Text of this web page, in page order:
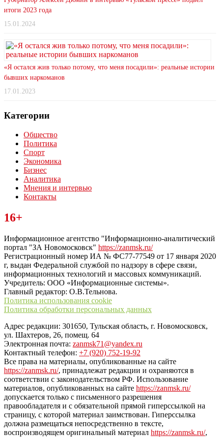
итоги 2023 года
15.01.2024
«Я остался жив только потому, что меня посадили»: реальные истории
бывших наркоманов
17.01.2023
Категории
Общество
Политика
Спорт
Экономика
Бизнес
Аналитика
Мнения и интервью
Контакты
Читайте последние новости дня в Тульской области на сайте
“ЗаНовомосковск”
16+
Информационное агентство "Информационно-аналитический
портал "ЗА Новомосковск" https://zanmsk.ru/
Регистрационный номер ИА № ФС77-77549 от 17 января 2020
г, выдан Федеральной службой по надзору в сфере связи,
информационных технологий и массовых коммуникаций.
Учредитель: ООО «Информационные системы».
Главный редактор: О.В.Тельнова.
Политика использования cookie
Политика обработки персональных данных
Адрес редакции: 301650, Тульская область, г. Новомосковск,
ул. Шахтеров, 26, помещ. 64
Электронная почта: zanmsk71@yandex.ru
Контактный телефон: +7 (920) 752-19-92
Все права на материалы, опубликованные на сайте
https://zanmsk.ru/, принадлежат редакции и охраняются в
соответствии с законодательством РФ. Использование
материалов, опубликованных на сайте https://zanmsk.ru/
допускается только с письменного разрешения
правообладателя и с обязательной прямой гиперссылкой на
страницу, с которой материал заимствован. Гиперссылка
должна размещаться непосредственно в тексте,
воспроизводящем оригинальный материал https://zanmsk.ru/,